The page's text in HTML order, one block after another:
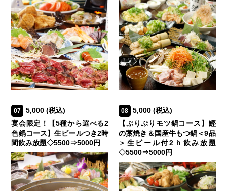
07 5,000(税込)
宴会限定！【5種から選べる2
色鍋コース】生ビールつき2時
間飲み放題◇5500⇒5000円
08 5,000 (税込)
【ぷりぷりモツ鍋コース】鰹
の藁焼き＆国産牛もつ鍋＜9品
＞生ビール付2ｈ飲み放題
◇5500⇒5000円